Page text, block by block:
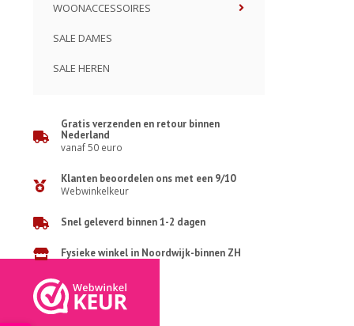
WOONACCESSOIRES
SALE DAMES
SALE HEREN
Gratis verzenden en retour binnen
Nederland
vanaf 50 euro
Klanten beoordelen ons met een 9/10
Webwinkelkeur
Snel geleverd binnen 1-2 dagen
Fysieke winkel in Noordwijk-binnen ZH